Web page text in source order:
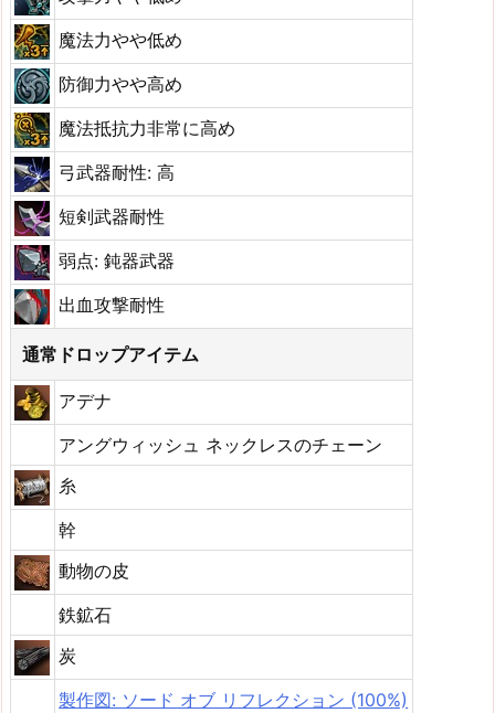
魔法力やや低め
防御力やや高め
魔法抵抗力非常に高め
弓武器耐性: 高
短剣武器耐性
弱点: 鈍器武器
出血攻撃耐性
通常ドロップアイテム
アデナ
アングウィッシュ ネックレスのチェーン
糸
幹
動物の皮
鉄鉱石
炭
製作図: ソード オブ リフレクション (100%)